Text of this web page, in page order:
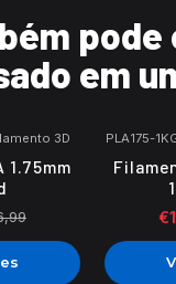
em
3D PLA175-